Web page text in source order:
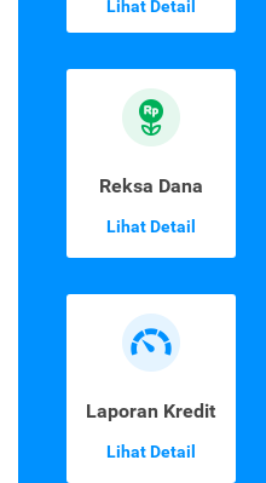
Lihat Detail
Reksa Dana
Lihat Detail
Laporan Kredit
Lihat Detail